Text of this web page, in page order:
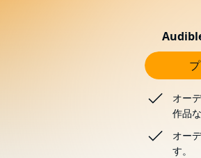
オー
作品
オー
す。